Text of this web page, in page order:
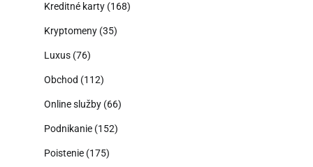
Kreditné karty (168)
Kryptomeny (35)
Luxus (76)
Obchod (112)
Online služby (66)
Podnikanie (152)
Poistenie (175)